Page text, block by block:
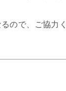
ので、ご協力